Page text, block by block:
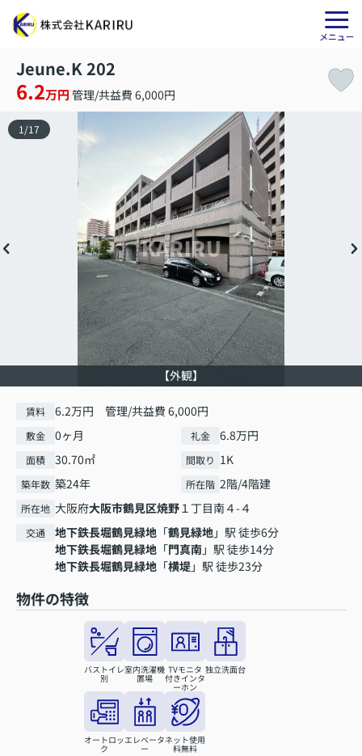
Jeune.K 202
6.2万円 管理/共益費 6,000円
【外観】
1 /17
賃料 6.2万円 管理/共益費 6,000円
敷金 0ヶ月 礼金 6.8万円
面積 30.70㎡ 間取り 1K
築年数 築24年 所在階 2階/4階建
所在地 大阪府大阪市鶴見区焼野１丁目南４-４
交通 地下鉄長堀鶴見緑地 「鶴見緑地」駅 徒歩6分
地下鉄長堀鶴見緑地 「門真南」駅 徒歩14分
地下鉄長堀鶴見緑地 「横堤」駅 徒歩23分
物件の特徴
バストイレ
別
室内洗濯機
置場
TVモニタ
付きインタ
ーホン
独立洗面台
オートロッ
ク
エレベータ
ー
ネット使用
料無料